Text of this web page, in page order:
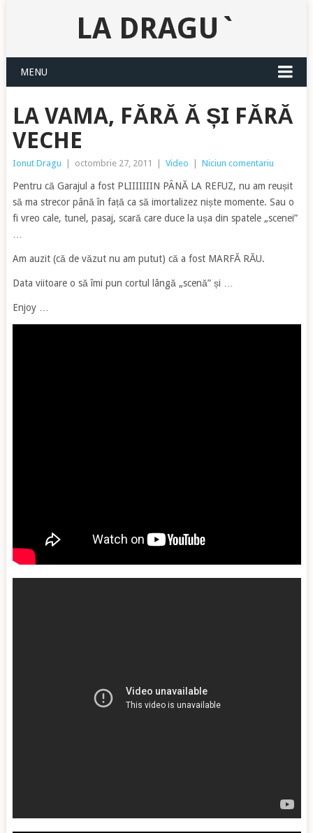
LA DRAGU`
MENU
LA VAMA, FĂRĂ Ă ȘI FĂRĂ
VECHE
Ionut Dragu octombrie 27, 2011 Video Niciun comentariu
Pentru că Garajul a fost PLIIIIIIIN PÂNĂ LA REFUZ, nu am reușit
să ma strecor până în față ca să imortalizez niște momente. Sau o
fi vreo cale, tunel, pasaj, scară care duce la ușa din spatele „scenei”
Am auzit (că de văzut nu am putut) că a fost MARFĂ RĂU.
Data viitoare o să îmi pun cortul lângă „scenă” și …
Enjoy …